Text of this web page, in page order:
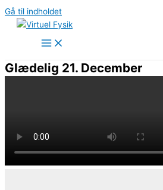
Gå til indholdet
Glædelig 21. December